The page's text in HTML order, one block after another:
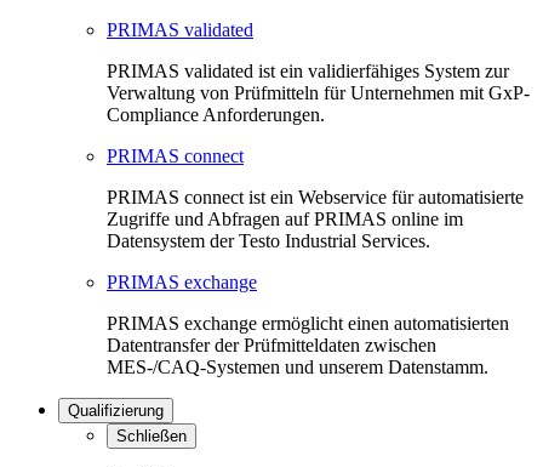
PRIMAS validated
PRIMAS validated ist ein validierfähiges System zur
Verwaltung von Prüfmitteln für Unternehmen mit GxP-
Compliance Anforderungen.
PRIMAS connect
PRIMAS connect ist ein Webservice für automatisierte
Zugriffe und Abfragen auf PRIMAS online im
Datensystem der Testo Industrial Services.
PRIMAS exchange
PRIMAS exchange ermöglicht einen automatisierten
Datentransfer der Prüfmitteldaten zwischen
MES-/CAQ-Systemen und unserem Datenstamm.
Qualifizierung
Schließen